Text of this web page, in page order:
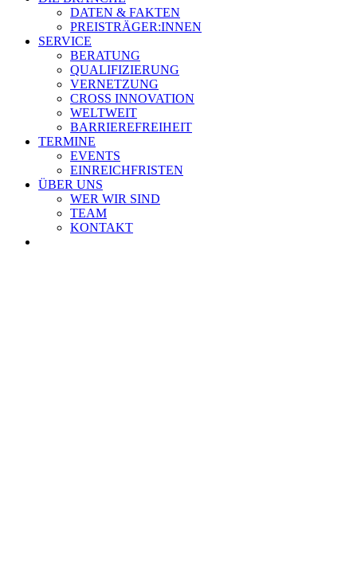
DATEN & FAKTEN
PREISTRÄGER:INNEN
SERVICE
BERATUNG
QUALIFIZIERUNG
VERNETZUNG
CROSS INNOVATION
WELTWEIT
BARRIEREFREIHEIT
TERMINE
EVENTS
EINREICHFRISTEN
ÜBER UNS
WER WIR SIND
TEAM
KONTAKT